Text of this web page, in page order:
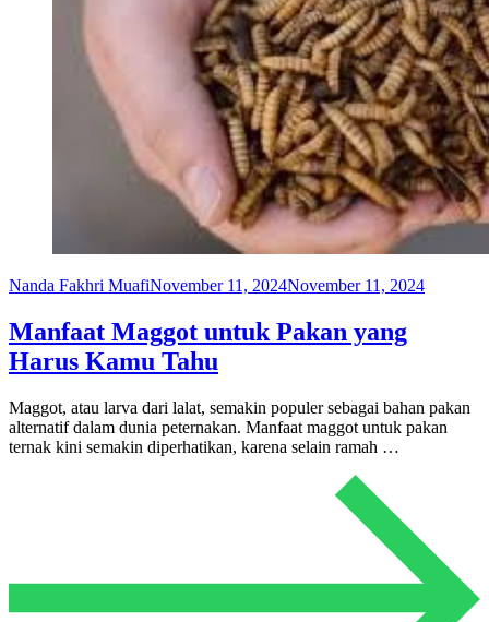
Nanda Fakhri MuafiNovember 11, 2024November 11, 2024
Manfaat Maggot untuk Pakan yang
Harus Kamu Tahu
Maggot, atau larva dari lalat, semakin populer sebagai bahan pakan
alternatif dalam dunia peternakan. Manfaat maggot untuk pakan
ternak kini semakin diperhatikan, karena selain ramah …